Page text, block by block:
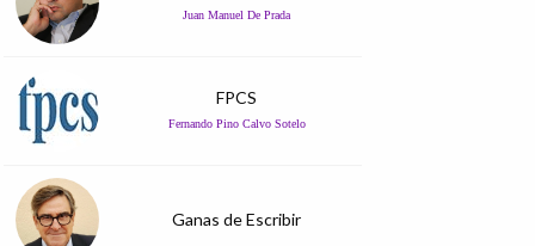
Juan Manuel De Prada
FPCS
Fernando Pino Calvo Sotelo
Ganas de Escribir